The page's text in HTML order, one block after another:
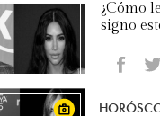
¿Cómo
signo